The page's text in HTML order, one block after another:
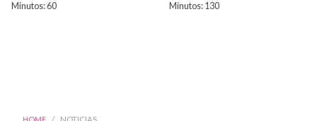
Minutos: 60 Minutos: 130